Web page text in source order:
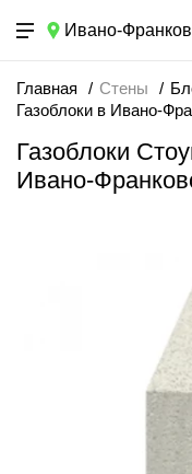
Ивано-
Главная Стены
Газоблоки в Ивано-
Газоблоки
Ивано-